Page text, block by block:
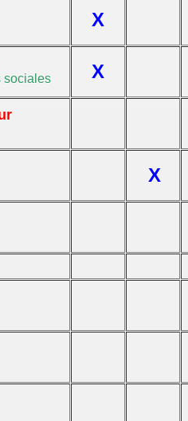
X
sociales
X
X